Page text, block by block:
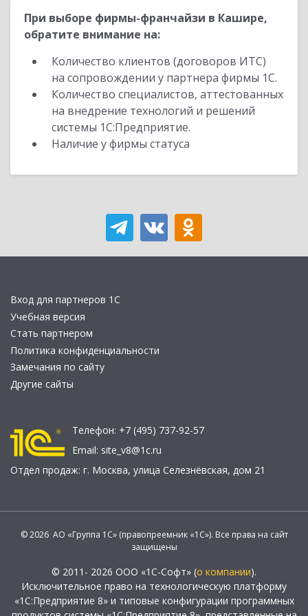
При выборе фирмы-франчайзи в Кашире,
обратите внимание на:
Количество клиентов (договоров ИТС)
на сопровождении у партнера фирмы 1С.
Количество специалистов, аттестованных
на внедрение технологий и решений
системы 1С:Предприятие.
Наличие у фирмы статуса
Вход для партнеров 1С
Учебная версия
Стать партнером
Политика конфиденциальности
Замечания по сайту
Другие сайты
Телефон: +7 (495) 737-92-57
Email: site_v8@1c.ru
Отдел продаж: г. Москва, улица Селезнёвская, дом 21
© 2026 АО «Группа 1С» (правопреемник «1С»). Все права на сайт
защищены
© 2011- 2026 ООО «1С-Софт» (о компании).
Исключительное право на технологическую платформу
«1С:Предприятие 8» и типовые конфигурации программных